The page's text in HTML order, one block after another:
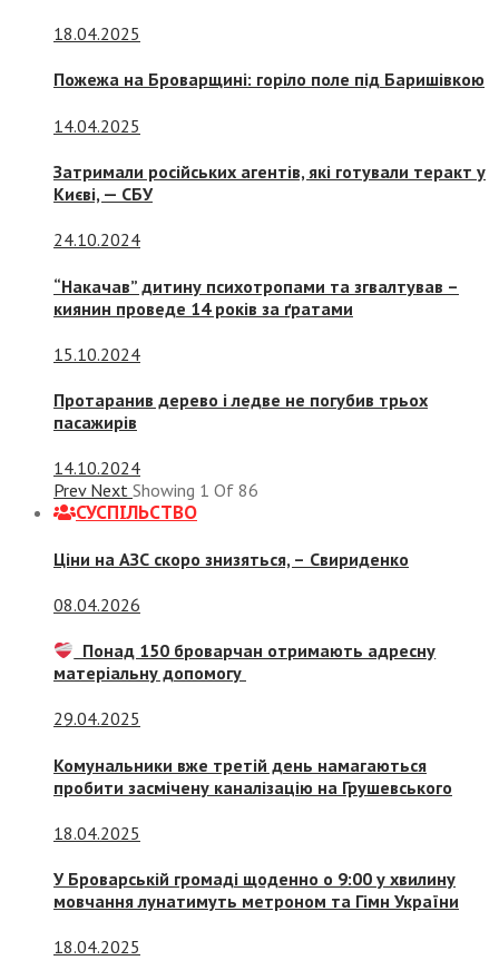
18.04.2025
Пожежа на Броварщині: горіло поле під Баришівкою
14.04.2025
Затримали російських агентів, які готували теракт у
Києві, — СБУ
24.10.2024
“Накачав” дитину психотропами та згвалтував –
киянин проведе 14 років за ґратами
15.10.2024
Протаранив дерево і ледве не погубив трьох
пасажирів
14.10.2024
Prev Next Showing 1 Of 86
СУСПIЛЬСТВО
Ціни на АЗС скоро знизяться, – Свириденко
08.04.2026
Понад 150 броварчан отримають адресну
матеріальну допомогу
29.04.2025
Комунальники вже третій день намагаються
пробити засмічену каналізацію на Грушевського
18.04.2025
У Броварській громаді щоденно о 9:00 у хвилину
мовчання лунатимуть метроном та Гімн України
18.04.2025